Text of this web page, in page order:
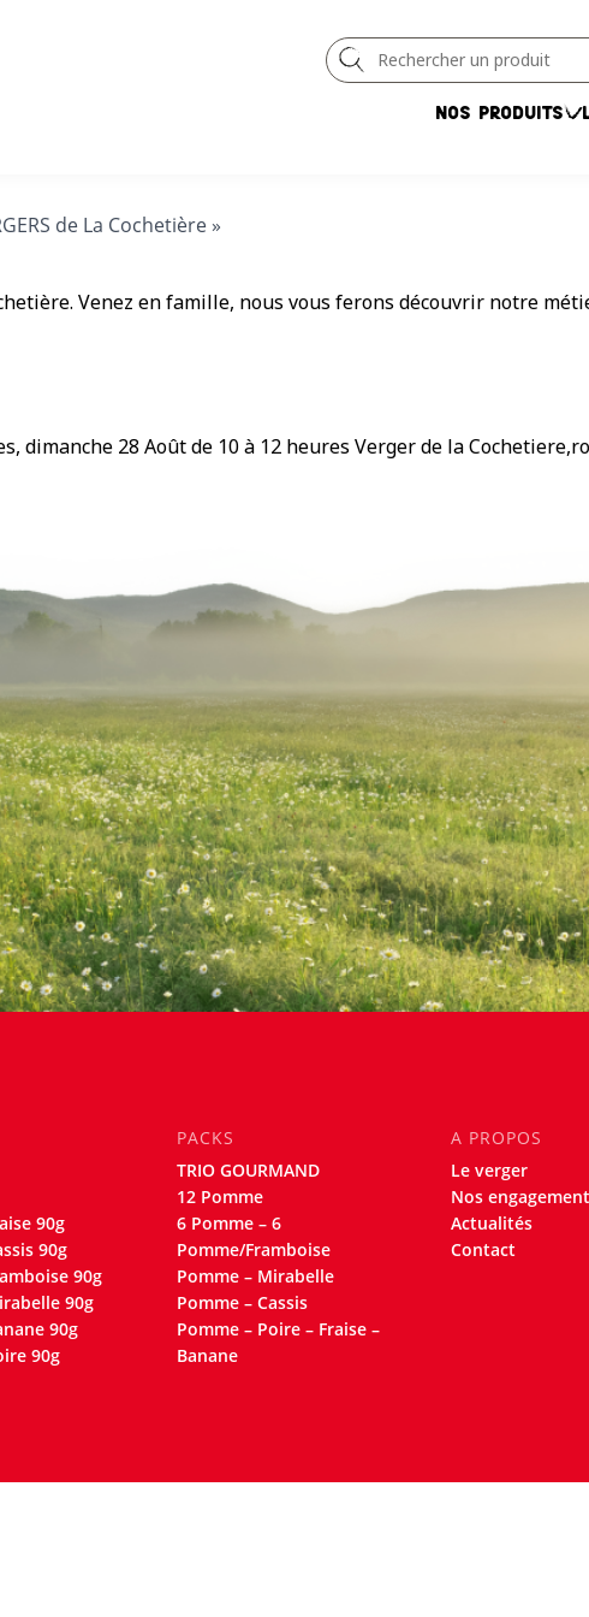
NOS PRODUITS
de La Cochetière »
Venez en famille, nous vous ferons découvrir notre
dimanche 28 Août de 10 à 12 heures Verger de la
90g
90g
90g
90g
90g
90g
PACKS
TRIO GOURMAND
12 Pomme
6 Pomme – 6
Pomme/Framboise
Pomme – Mirabelle
Pomme – Cassis
Pomme – Poire – Fraise –
Banane
A PROPOS
Le verger
Nos
Actualités
Contact